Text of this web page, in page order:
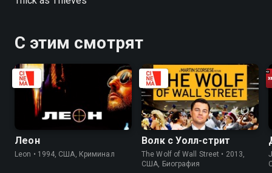
С этим смотрят
Леон
Leon • 1994, США, Криминал
Волк с Уолл-стрит
The Wolf of Wall Street • 2013,
США, Биография